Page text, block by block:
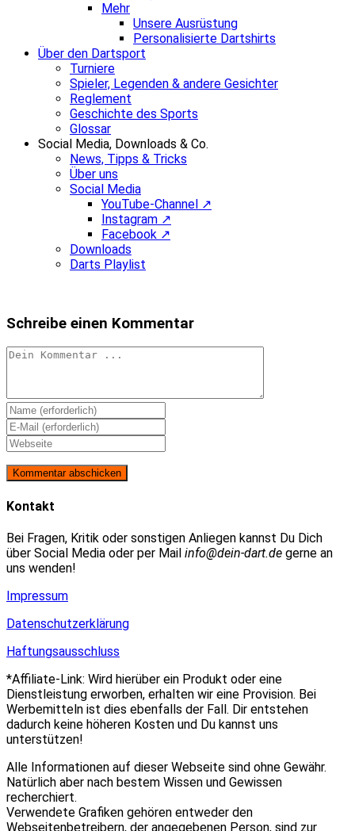
Mehr
Unsere Ausrüstung
Personalisierte Dartshirts
Über den Dartsport
Turniere
Spieler, Legenden & andere Gesichter
Reglement
Geschichte des Sports
Glossar
Social Media, Downloads & Co.
News, Tipps & Tricks
Über uns
Social Media
YouTube-Channel ↗
Instagram ↗
Facebook ↗
Downloads
Darts Playlist
Schreibe einen Kommentar
Kommentieren
Gib
deinen
Namen
oder
Benutzernamen
zum
Kommentieren
ein
Gib
deine
E-
Mail-
Adresse
zum
ein
Gib
Website-
ein
Kontakt
Bei Fragen, Kritik oder sonstigen Anliegen kannst Du Dich
über Social Media oder per Mail info@dein-dart.de gerne an
uns wenden!
Impressum
Datenschutzerklärung
Haftungsausschluss
*Affiliate-Link: Wird hierüber ein Produkt oder eine
Dienstleistung erworben, erhalten wir eine Provision. Bei
Werbemitteln ist dies ebenfalls der Fall. Dir entstehen
dadurch keine höheren Kosten und Du kannst uns
unterstützen!
Alle Informationen auf dieser Webseite sind ohne Gewähr.
Natürlich aber nach bestem Wissen und Gewissen
recherchiert.
Verwendete Grafiken gehören entweder den
Webseitenbetreibern, der angegebenen Person, sind zur